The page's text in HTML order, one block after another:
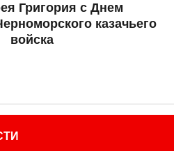
Григория с Днем
казачьего
войска